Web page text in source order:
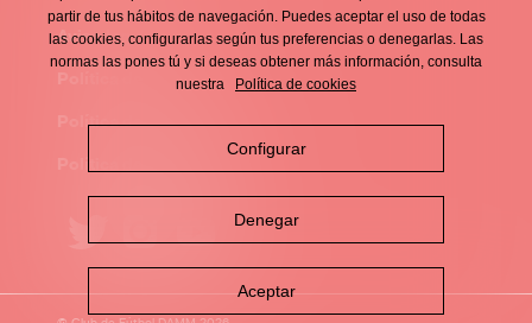
Enllaços
d'interès
Footer
Aviso legal
Política de privacidad
Política de cookies
partir de tus hábitos de navegación. Puedes aceptar el uso de todas
las cookies, configurarlas según tus preferencias o denegarlas. Las
normas las pones tú y si deseas obtener más información, consulta
nuestra
Política de cookies
Configurar
Denegar
Aceptar